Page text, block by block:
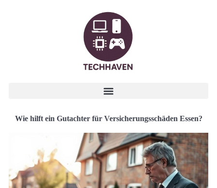
Wie hilft ein Gutachter für Versicherungsschäden Essen?